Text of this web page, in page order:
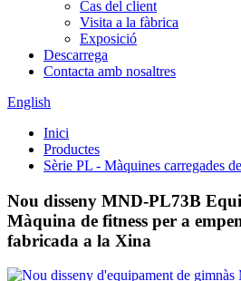
Cas del client
Visita a la fàbrica
Exposició
Descarrega
Contacta amb nosaltres
English
Inici
Productes
Sèrie PL - Màquines carregades
Nou disseny MND-PL73B
Màquina de fitness per a
fabricada a la Xina